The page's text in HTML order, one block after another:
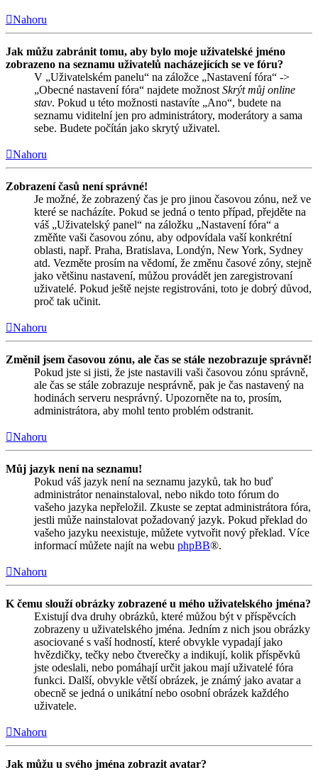
Nahoru
Jak můžu zabránit tomu, aby bylo moje uživatelské jméno
zobrazeno na seznamu uživatelů nacházejících se ve fóru?
V „Uživatelském panelu“ na záložce „Nastavení fóra“ ->
„Obecné nastavení fóra“ najdete možnost Skrýt můj online
stav. Pokud u této možnosti nastavíte „Ano“, budete na
seznamu viditelní jen pro administrátory, moderátory a sama
sebe. Budete počítán jako skrytý uživatel.
Nahoru
Zobrazení časů není správné!
Je možné, že zobrazený čas je pro jinou časovou zónu, než ve
které se nacházíte. Pokud se jedná o tento případ, přejděte na
váš „Uživatelský panel“ na záložku „Nastavení fóra“ a
změňte vaši časovou zónu, aby odpovídala vaší konkrétní
oblasti, např. Praha, Bratislava, Londýn, New York, Sydney
atd. Vezměte prosím na vědomí, že změnu časové zóny, stejně
jako většinu nastavení, můžou provádět jen zaregistrovaní
uživatelé. Pokud ještě nejste registrováni, toto je dobrý důvod,
proč tak učinit.
Nahoru
Změnil jsem časovou zónu, ale čas se stále nezobrazuje správně!
Pokud jste si jisti, že jste nastavili vaši časovou zónu správně,
ale čas se stále zobrazuje nesprávně, pak je čas nastavený na
hodinách serveru nesprávný. Upozorněte na to, prosím,
administrátora, aby mohl tento problém odstranit.
Nahoru
Můj jazyk není na seznamu!
Pokud váš jazyk není na seznamu jazyků, tak ho buď
administrátor nenainstaloval, nebo nikdo toto fórum do
vašeho jazyka nepřeložil. Zkuste se zeptat administrátora fóra,
jestli může nainstalovat požadovaný jazyk. Pokud překlad do
vašeho jazyku neexistuje, můžete vytvořit nový překlad. Více
informací můžete najít na webu phpBB®.
Nahoru
K čemu slouží obrázky zobrazené u mého uživatelského jména?
Existují dva druhy obrázků, které můžou být v příspěvcích
zobrazeny u uživatelského jména. Jedním z nich jsou obrázky
asociované s vaší hodností, které obvykle vypadají jako
hvězdičky, tečky nebo čtverečky a indikují, kolik příspěvků
jste odeslali, nebo pomáhají určit jakou mají uživatelé fóra
funkci. Další, obvykle větší obrázek, je známý jako avatar a
obecně se jedná o unikátní nebo osobní obrázek každého
uživatele.
Nahoru
Jak můžu u svého jména zobrazit avatar?